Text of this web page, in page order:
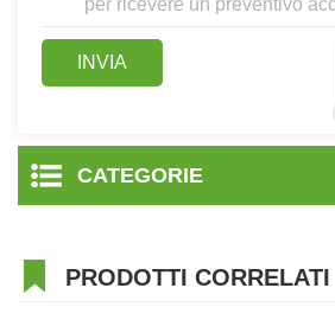
CATEGORIE
PRODOTTI CORRELATI